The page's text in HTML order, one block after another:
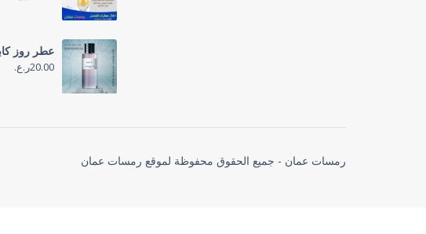
عطر روز
20.00ر.ع.
رمسات عمان - جميع الحقوق محفوظة لموقع رمسات عمان